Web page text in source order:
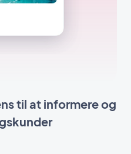
til at informere og